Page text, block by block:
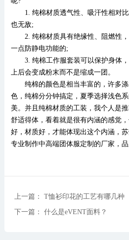
1. 纯棉材质透气性、吸汗性相对比
也无敌;
2. 纯棉材质具有绝缘性、阻燃性，
一点防静电功能的;
3. 纯棉工作服套装可以保护身体，
上后会变成粉末而不是缩成一团。
纯棉的颜色是相当丰富的，许多涤
色，纯棉分分钟搞定，夏季选择浅色
美。并且纯棉材质的工装，我个人是
舒适得体，看着就是很有内涵的感觉
好，材质好，才能体现出这个内涵，
专业制作中高端团体服定制的厂家，品
上一篇： T恤衫印花的工艺有哪几种
下一篇： 什么是eVENT面料？